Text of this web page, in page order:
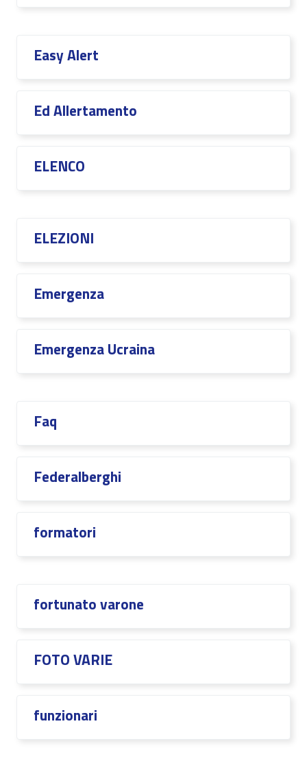
Easy Alert
Ed Allertamento
ELENCO
ELEZIONI
Emergenza
Emergenza Ucraina
Faq
Federalberghi
formatori
fortunato varone
FOTO VARIE
funzionari